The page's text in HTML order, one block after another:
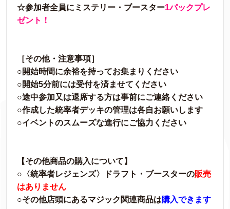
☆参加者全員にミステリー・ブースター1パックプレ
ゼント！
［その他・注意事項］
○開始時間に余裕を持ってお集まりください
○開始5分前には受付を済ませてください
○途中参加又は退席する方は事前にご連絡ください
○作成した統率者デッキの管理は各自お願いします
○イベントのスムーズな進行にご協力ください
【その他商品の購入について】
○〈統率者レジェンズ〉ドラフト・ブースターの販売
はありません
○その他店頭にあるマジック関連商品は購入できます